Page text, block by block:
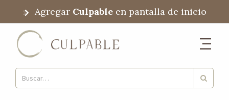
Agregar Culpableen pantalla de inicio